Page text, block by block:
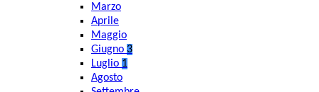
Marzo
Aprile
Maggio
Giugno 3
Luglio 1
Agosto